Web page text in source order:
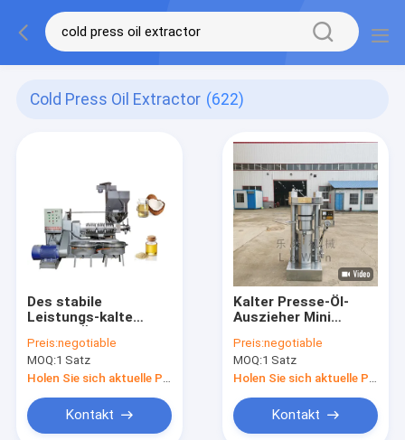
Cold Press Oil Extractor (622)
Des stabile
Leistungs-kalte
Auszieher-/indischen
Sesams Ölpresse-
Maschine 1800
Kilogramm Gewichts-
Preis:negotiable
MOQ:1 Satz
Kontakt
Kalter Presse-Öl-
Auszieher Mini
legiert Stahl für
Raffinerie
Preis:negotiable
MOQ:1 Satz
Kontakt